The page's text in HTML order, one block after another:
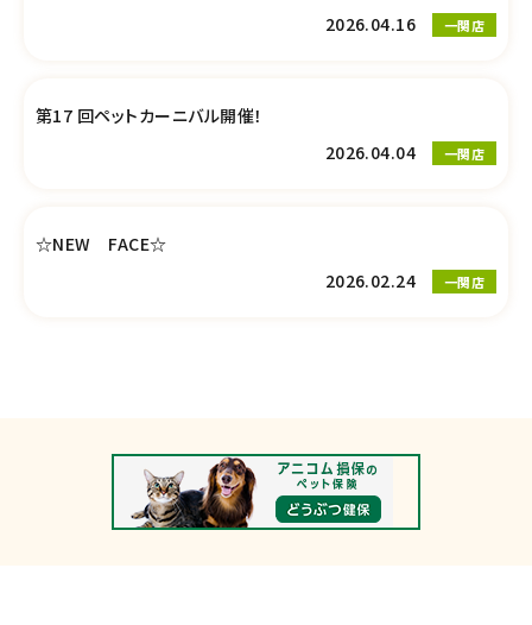
2026.04.16
一関店
第17 回ペットカーニバル開催！
2026.04.04
一関店
☆NEW FACE☆
2026.02.24
一関店